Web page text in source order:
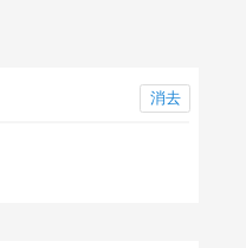
消去